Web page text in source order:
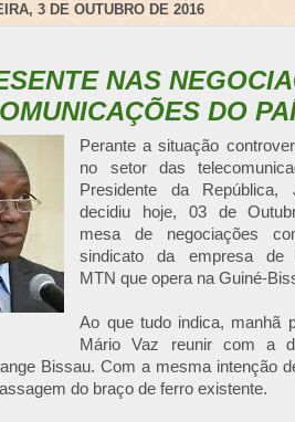
3 DE OUTUBRO DE 2016
NAS
DO
Perante a situação
no setor das
Presidente da República,
decidiu hoje, 03 de
mesa de negociações
sindicato da empresa de
MTN que opera na Guiné-
Ao que tudo indica, manhã
Mário Vaz reunir com a
Bissau. Com a mesma intenção
do braço de ferro existente.